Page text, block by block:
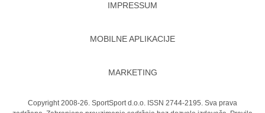
IMPRESSUM
MOBILNE APLIKACIJE
MARKETING
Copyright 2008-26. SportSport d.o.o. ISSN 2744-2195. Sva prava